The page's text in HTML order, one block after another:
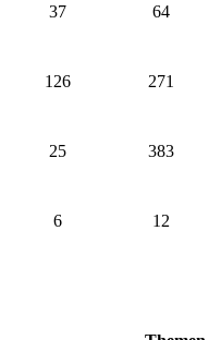
37 64
126 271
25 383
6 12